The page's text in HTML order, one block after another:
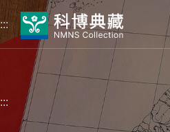
跳到中央內容區塊
:::
:::